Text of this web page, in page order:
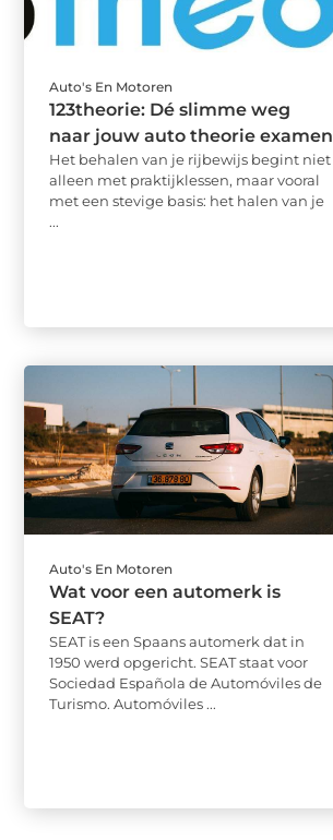
Auto's En Motoren
123theorie: Dé slimme weg
naar jouw auto theorie examen
Het behalen van je rijbewijs begint niet
alleen met praktijklessen, maar vooral
met een stevige basis: het halen van je
...
Auto's En Motoren
Wat voor een automerk is
SEAT?
SEAT is een Spaans automerk dat in
1950 werd opgericht. SEAT staat voor
Sociedad Española de Automóviles de
Turismo. Automóviles ...